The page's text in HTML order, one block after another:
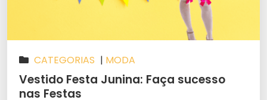
CATEGORIAS | MODA
Vestido Festa Junina: Faça sucesso
nas Festas